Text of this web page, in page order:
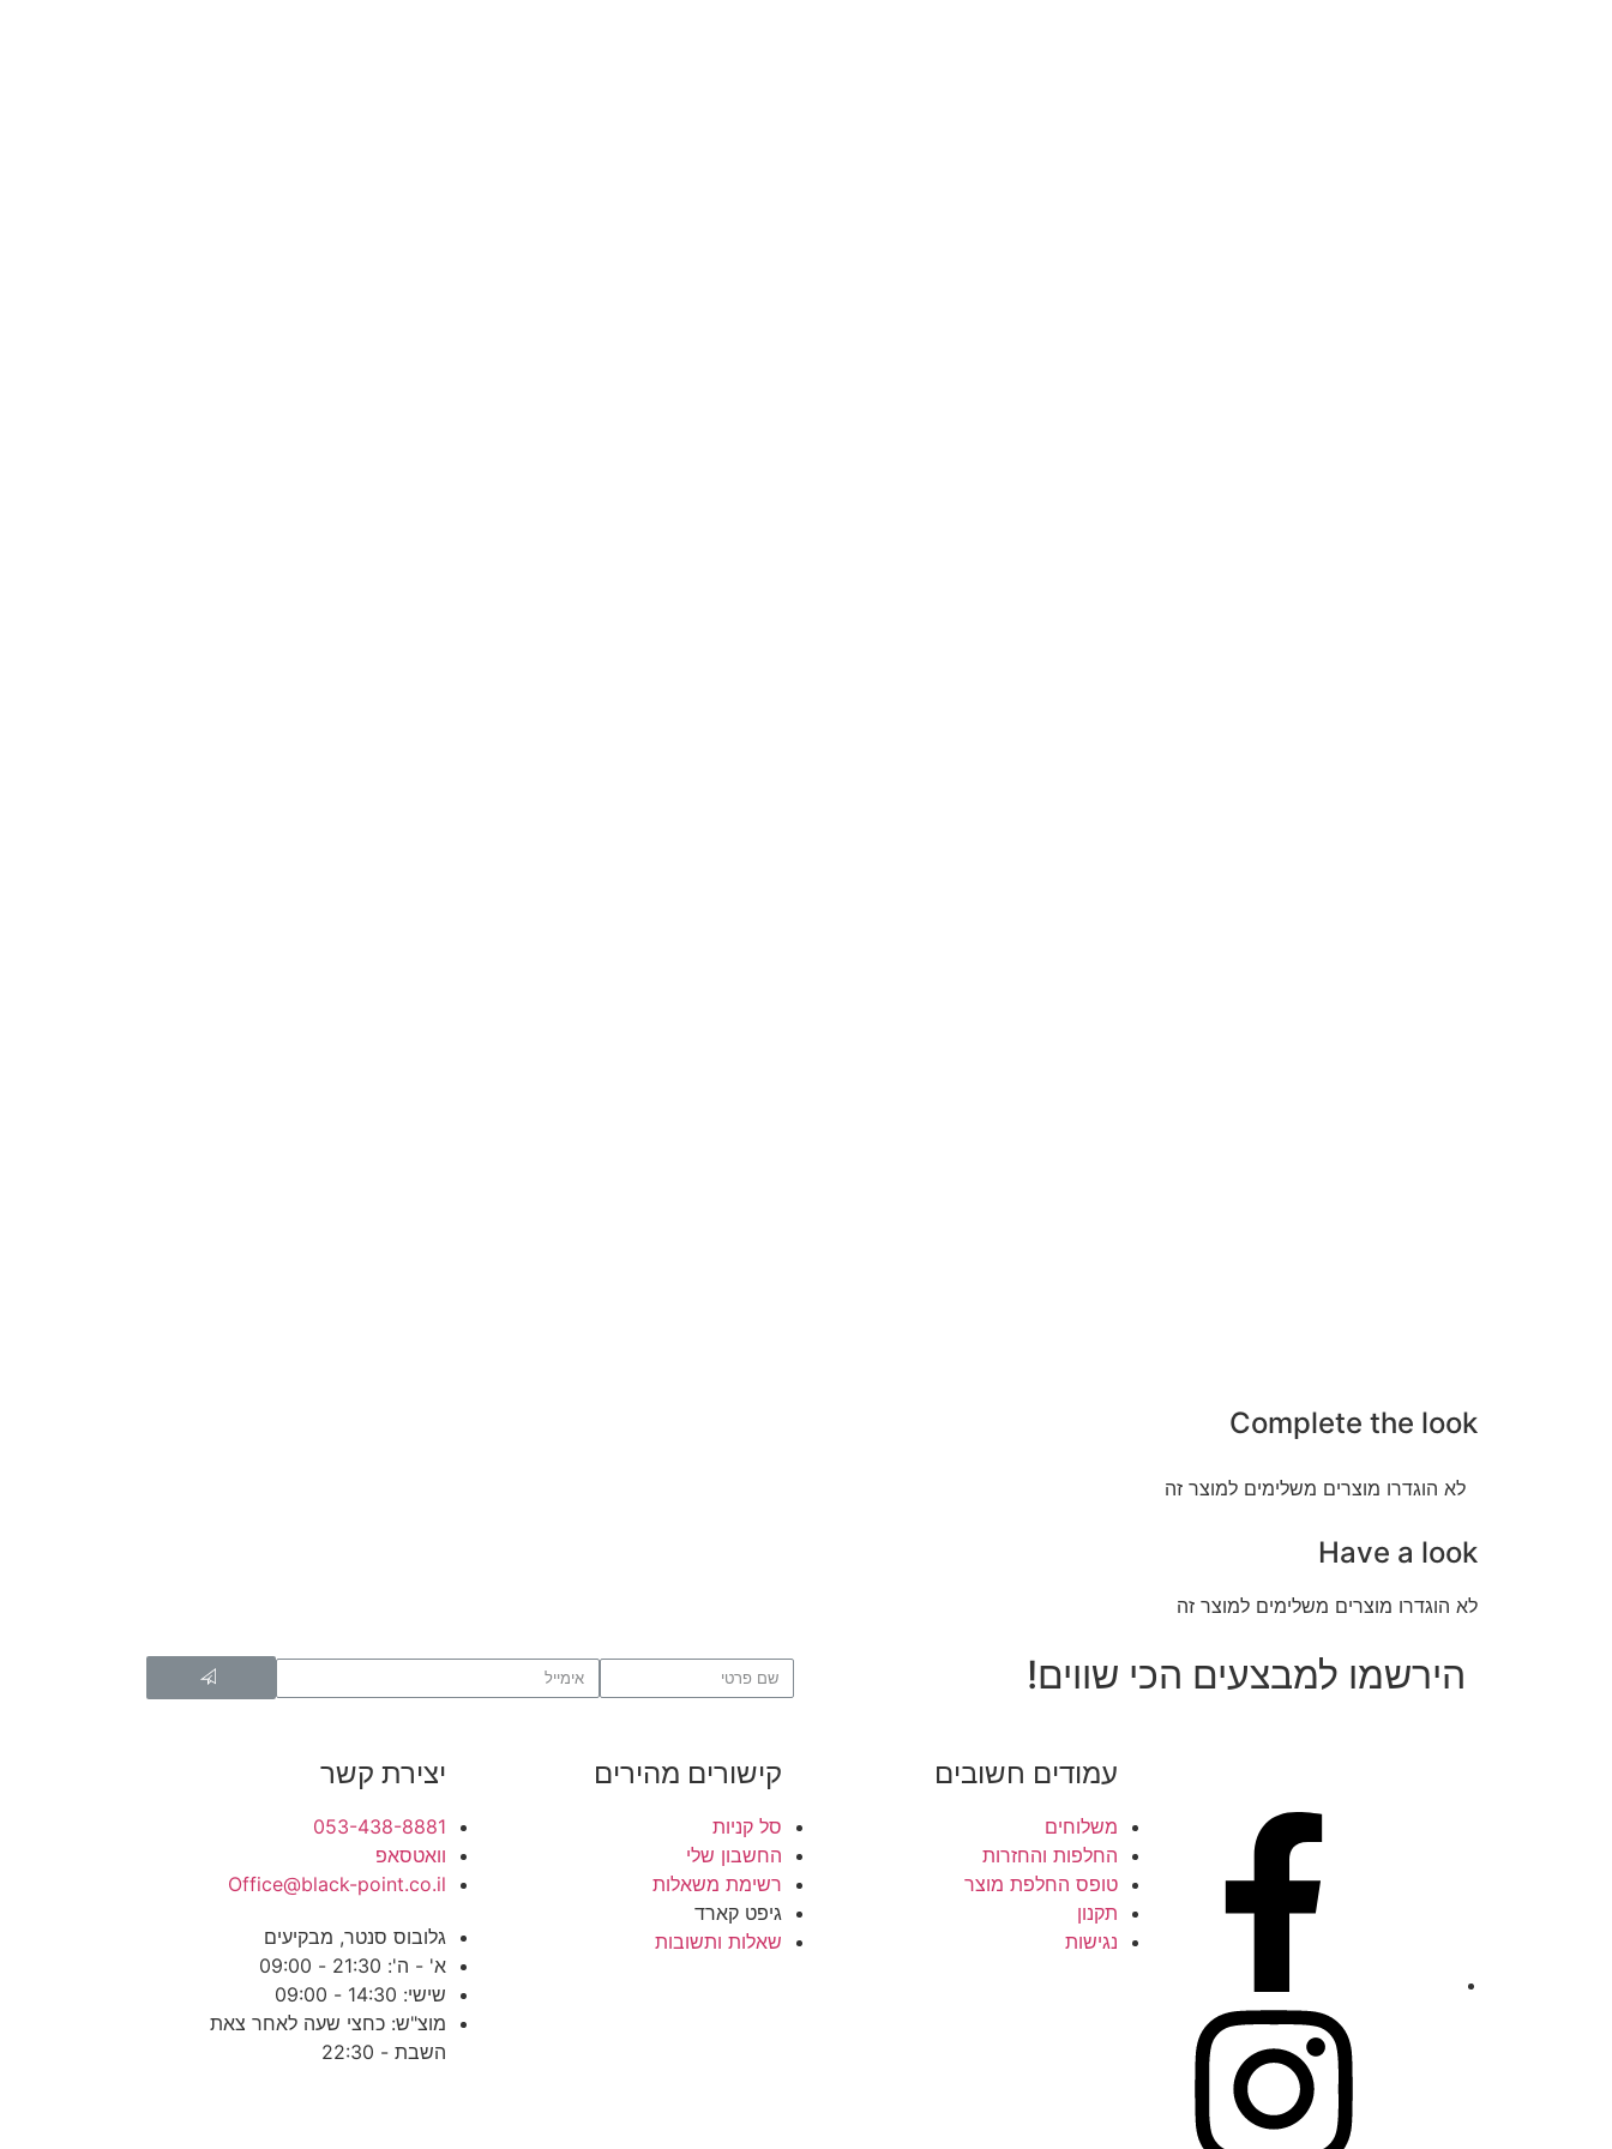
Complete the look
לא הוגדרו מוצרים משלימים למוצר זה
Have a look
לא הוגדרו מוצרים משלימים למוצר זה
הירשמו למבצעים הכי שווים!
עמודים חשובים
משלוחים
החלפות והחזרות
טופס החלפת מוצר
תקנון
נגישות
קישורים מהירים
סל קניות
החשבון שלי
רשימת משאלות
גיפט קארד
שאלות ותשובות
יצירת קשר
053-438-8881
וואטסאפ
Office@black-point.co.il
גלובוס סנטר, מבקיעים
א' - ה': 21:30 - 09:00
שישי: 14:30 - 09:00
מוצ"ש: כחצי שעה לאחר צאת
השבת - 22:30